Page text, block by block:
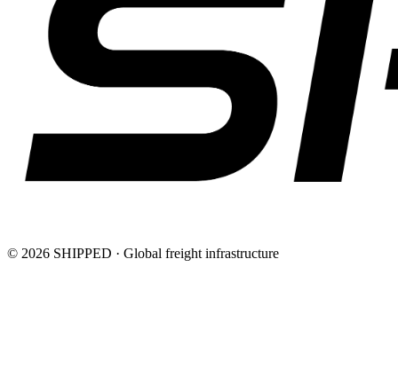
© 2026 SHIPPED · Global freight infrastructure